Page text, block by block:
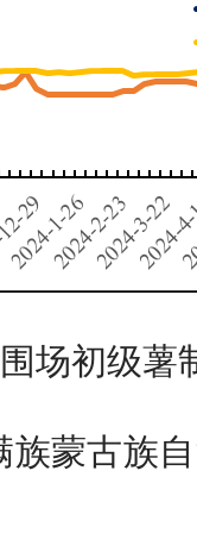
场初级薯
族蒙古族